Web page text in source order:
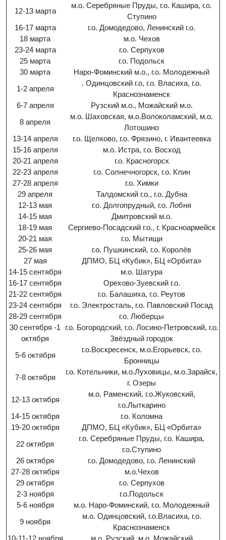
12-13 марта
м.о. Серебряные Пруды, г.о. Кашира, г.о.
Ступино
16-17 марта
г.о. Домодедово, Ленинский г.о.
18 марта
м.о. Чехов
23-24 марта
г.о. Серпухов
25 марта
г.о. Подольск
30 марта
Наро-Фоминский м.о., г.о. Молодежный
1-2 апреля
. Одинцовский г.о, г.о. Власиха, г.о.
Краснознаменск
6-7 апреля
Рузский м.о., Можайский м.о.
8 апреля
м.о. Шаховская, м.о.Волоколамский, м.о.
Лотошино
13-14 апреля
г.о. Щелково, г.о. Фрязино, г. Ивантеевка
15-16 апреля
м.о. Истра, г.о. Восход
20-21 апреля
г.о. Красногорск
22-23 апреля
г.о. Солнечногорск, г.о. Клин
27-28 апреля
г.о. Химки
29 апреля
Талдомский г.о., г.о. Дубна
12-13 мая
г.о. Долгопрудный, г.о. Лобня
14-15 мая
Дмитровский м.о.
18-19 мая
Сергиево-Посадский г.о., г. Красноармейск
20-21 мая
г.о. Мытищи
25-26 мая
г.о. Пушкинский, г.о. Королёв
27 мая
ДПМО, БЦ «Кубик», БЦ «Орбита»
14-15 сентября
м.о. Шатура
16-17 сентября
Орехово-Зуевский г.о.
21-22 сентября
г.о. Балашиха, г.о. Реутов
23-24 сентября
г.о. Электросталь, г.о. Павловский Посад
28-29 сентября
г.о. Люберцы
30 сентября -1
октября
г.о. Богородский, г.о. Лосино-Петровский, г.о.
Звёздный городок
5-6 октября
г.о.Воскресенск, м.о.Егорьевск, г.о.
Бронницы
7-8 октября
г.о. Котельники, м.о.Луховицы, м.о.Зарайск,
г. Озеры
12-13 октября
м.о. Раменский, г.о.Жуковский,
г.о.Лыткарино
14-15 октября
г.о. Коломна
19-20 октября
ДПМО, БЦ «Кубик», БЦ «Орбита»
22 октября
г.о. Серебряные Пруды, г.о. Кашира,
г.о.Ступино
26 октября
г.о. Домодедово, г.о. Ленинский
27-28 октября
м.о.Чехов
29 октября
г.о. Серпухов
2-3 ноября
г.о.Подольск
5-6 ноября
м.о. Наро-Фоминский, г.о. Молодежный
9 ноября
м.о. Одинцовский, г.о.Власиха, г.о.
Краснознаменск
10-11-12 ноября
м.о. Рузский, м.о. Можайский